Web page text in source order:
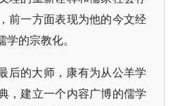
前一方面表现为他的今文经
的宗教化。
后的大师，康有为从公羊学
，建立一个内容广博的儒学